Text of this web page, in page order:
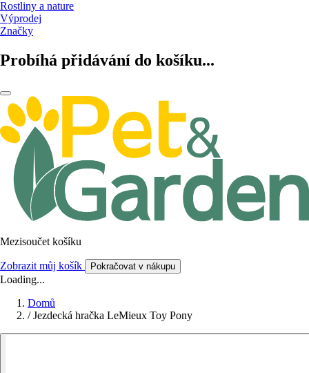
Rostliny a nature
Výprodej
Značky
Probíhá přidávání do košíku...
Mezisoučet košíku
Zobrazit můj košík Pokračovat v nákupu
Loading...
Domů
/ Jezdecká hračka LeMieux Toy Pony